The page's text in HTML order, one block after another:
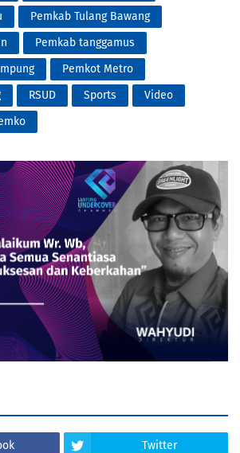
Pemkab Tulang Bawang
Pemkab tanggamus
Pemkot Metro
RSUD Sports
Video
Twitter